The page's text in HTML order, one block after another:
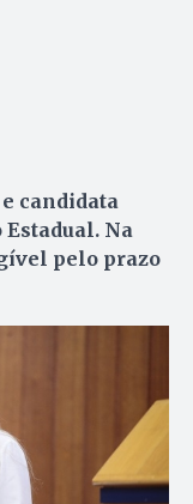
candidata
Estadual. Na
pelo prazo